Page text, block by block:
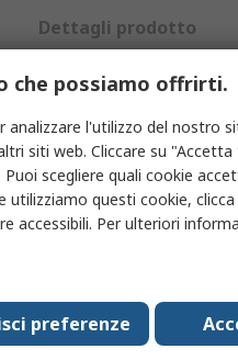
Dettagli prodotto
Valore
GUDE
Guida DIN
-20°C
che possiamo offrirti.
l'utilizzo del nostro
siti web. Cliccare su
scegliere quali cookie
utilizziamo questi cookie,
accessibili. Per ulteriori
preferenze